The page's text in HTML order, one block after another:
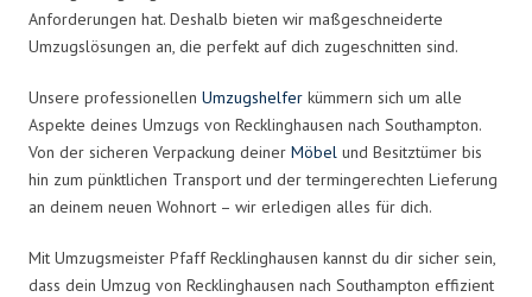
Anforderungen hat. Deshalb bieten wir maßgeschneiderte
Umzugslösungen an, die perfekt auf dich zugeschnitten sind.
Unsere professionellen Umzugshelfer kümmern sich um alle
Aspekte deines Umzugs von Recklinghausen nach Southampton.
Von der sicheren Verpackung deiner Möbel und Besitztümer bis
hin zum pünktlichen Transport und der termingerechten Lieferung
an deinem neuen Wohnort – wir erledigen alles für dich.
Mit Umzugsmeister Pfaff Recklinghausen kannst du dir sicher sein,
dass dein Umzug von Recklinghausen nach Southampton effizient